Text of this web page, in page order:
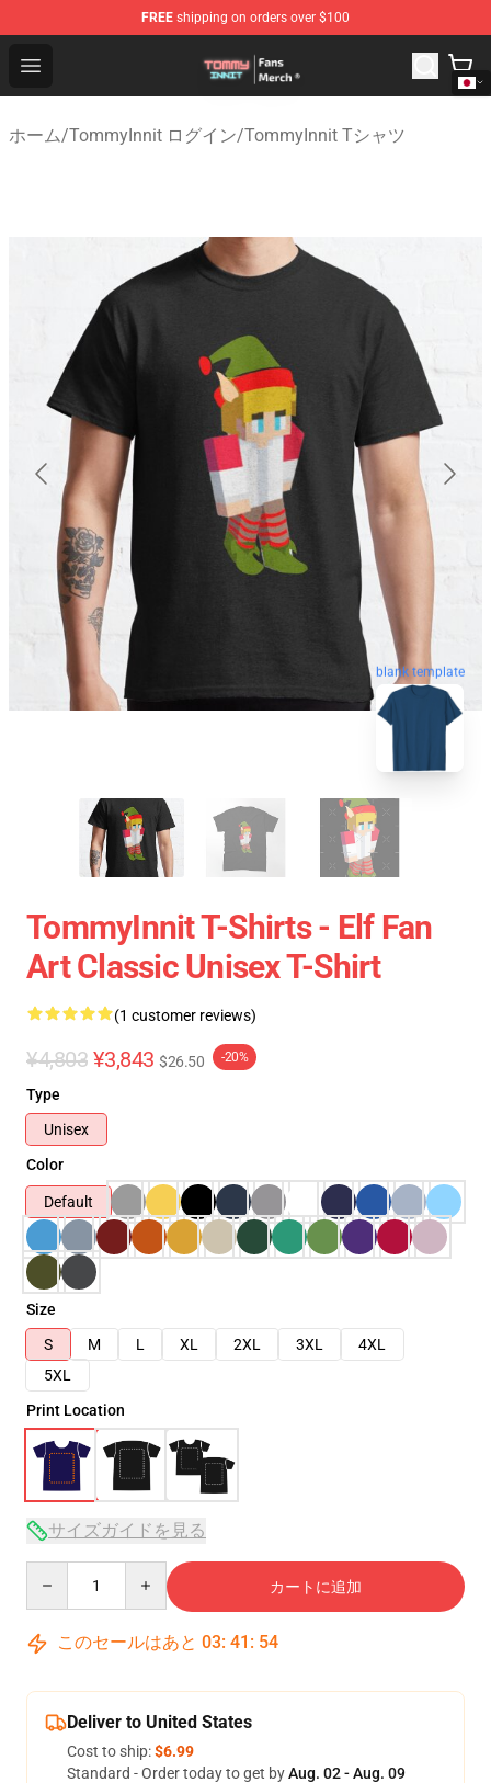
FREE shipping on orders over $100
Open menu
TommyInnit Store - Official TommyInnit Merchandise
ホーム/TommyInnit ログイン/TommyInnit Tシャツ
blank template
TommyInnit T-Shirts - Elf Fan
Art Classic Unisex T-Shirt
(1 customer reviews)
¥4,803 ¥3,843 $26.50 -20%
Type
Unisex
Color
Default
Size
S
M L XL 2XL 3XL
4XL
5XL
Print Location
サイズガイドを見る
カートに追加
このセールはあと 03: 41 : 53
Deliver to United States
Cost to ship:$6.99
Standard - Order today to get byAug. 02 - Aug. 09